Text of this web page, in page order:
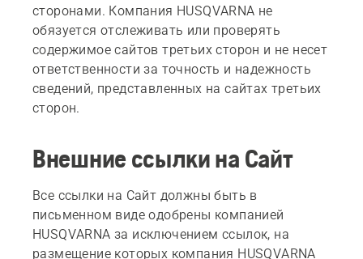
сторонами. Компания HUSQVARNA не
обязуется отслеживать или проверять
содержимое сайтов третьих сторон и не несет
ответственности за точность и надежность
сведений, представленных на сайтах третьих
сторон.
Внешние ссылки на Сайт
Все ссылки на Сайт должны быть в
письменном виде одобрены компанией
HUSQVARNA за исключением ссылок, на
размещение которых компания HUSQVARNA